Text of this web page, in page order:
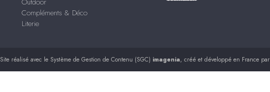
Compléments & Déco
Literie
Site réalisé avec le Système de Gestion de Contenu (SGC) imagenia, créé et développé en France par